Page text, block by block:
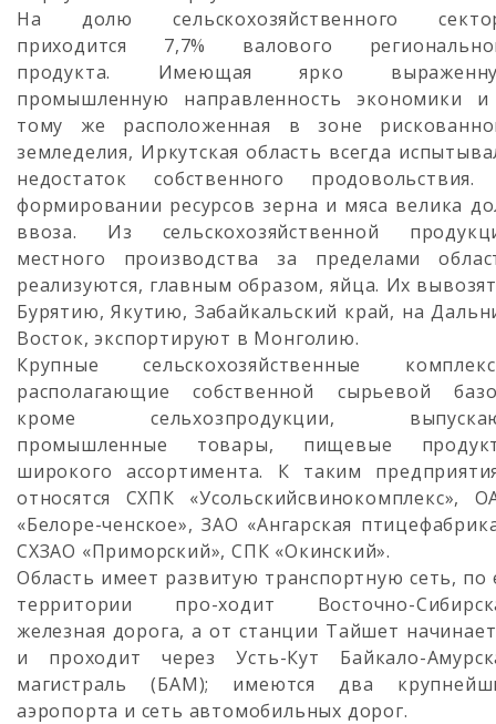
На долю сельскохозяйственного
приходится 7,7% валового
продукта. Имеющая ярко
промышленную направленность экономики
тому же расположенная в зоне
земледелия, Иркутская область всегда
недостаток собственного
формировании ресурсов зерна и мяса велика
ввоза. Из сельскохозяйственной
местного производства за пределами
реализуются, главным образом, яйца. Их
Бурятию, Якутию, Забайкальский край, на
Восток, экспортируют в Монголию.
Крупные сельскохозяйственные
располагающие собственной сырьевой
кроме сельхозпродукции,
промышленные товары, пищевые
широкого ассортимента. К таким
относятся СХПК «Усольскийсвинокомплекс»,
«Белоре-ченское», ЗАО «Ангарская
СХЗАО «Приморский», СПК «Окинский».
Область имеет развитую транспортную сеть, по
территории про-ходит Восточно-
железная дорога, а от станции Тайшет
и проходит через Усть-Кут Байкало-
магистраль (БАМ); имеются два
аэропорта и сеть автомобильных дорог.